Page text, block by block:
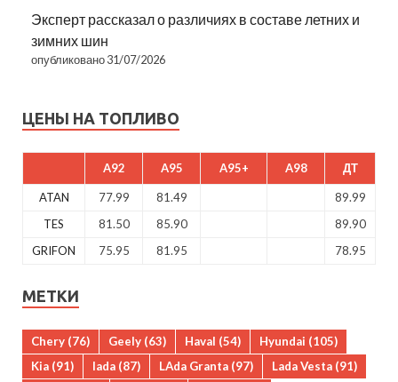
Эксперт рассказал о различиях в составе летних и
зимних шин
опубликовано 31/07/2026
ЦЕНЫ НА ТОПЛИВО
A92 A95 A95+ A98 ДТ
ATAN 77.99 81.49
89.99
TES
81.50 85.90
89.90
GRIFON
75.95 81.95 78.95
МЕТКИ
Chery (76) Geely (63) Haval (54) Hyundai (105)
Kia (91) lada (87) LAda Granta (97) Lada Vesta (91)